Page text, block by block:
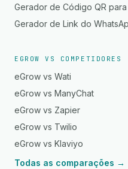
Gerador de Código QR
Gerador de Link do
EGROW VS COMPETIDORES
eGrow vs Wati
eGrow vs ManyChat
eGrow vs Zapier
eGrow vs Twilio
eGrow vs Klaviyo
Todas as comparações →